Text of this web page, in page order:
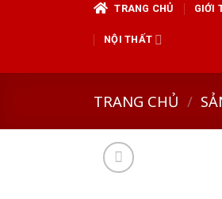
TRANG CHỦ GIỚI
NỘI THẤT
TRANG CHỦ /